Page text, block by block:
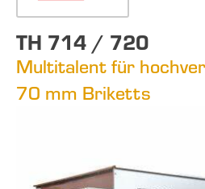
TH 714 / 720
Multitalent für
70 mm Briketts